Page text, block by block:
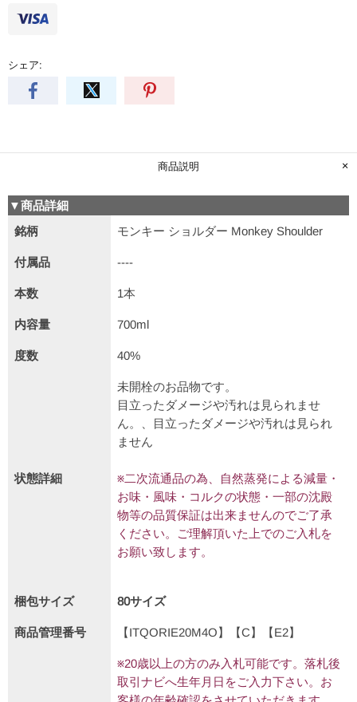
シェア:
商品説明
▼商品詳細
銘柄
モンキー ショルダー Monkey Shoulder
付属品 ----
本数 1本
内容量 700ml
度数 40%
状態詳細
未開栓のお品物です。
目立ったダメージや汚れは見られませ
ん。、目立ったダメージや汚れは見られ
ません
※二次流通品の為、自然蒸発による減量・
お味・風味・コルクの状態・一部の沈殿
物等の品質保証は出来ませんのでご了承
ください。ご理解頂いた上でのご入札を
お願い致します。
梱包サイズ 80サイズ
商品管理番号 【ITQORIE20M4O】【C】【E2】
※20歳以上の方のみ入札可能です。落札後
取引ナビへ生年月日をご入力下さい。お